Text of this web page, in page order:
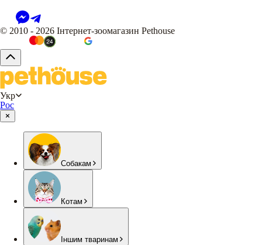
© 2010 - 2026 Інтернет-зоомагазин Pethouse
Укр
Рос
Собакам
Котам
Іншим тваринам